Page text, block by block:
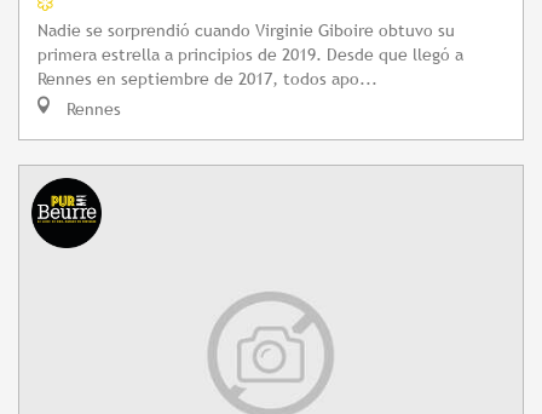
Nadie se sorprendió cuando Virginie Giboire obtuvo su
primera estrella a principios de 2019. Desde que llegó a
Rennes en septiembre de 2017, todos apo...
Rennes